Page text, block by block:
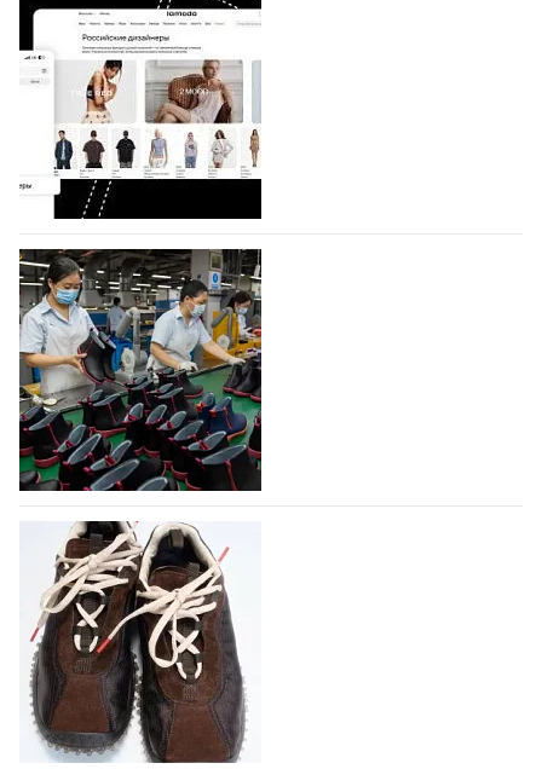
Shoes
Компания BALLINA Guangzhou Lihuang Footwear
Co., Ltd., основанная в 2011 году и расположенная в
Гуанчжоу, столице моды Китая, является
профессиональной обувной компанией,
объединяющей разработку, производство и…
07.08.2026 192
На платформе Lamoda - новый раздел и
условия продвижения локальных
дизайнерских марок
Российский маркетплейс Lamoda решил обновить
раздел для продажи продукции локальных
дизайнерских марок одежды, обуви и аксессуаров.
Бренды также получат маркетинговую…
06.08.2026 426
Объем мирового производства обуви в
2025 году практически не увеличился
В 2025 году мировое производство обуви
практически не изменилось, зафиксировав
незначительный рост на 0,1% до 24,6 млрд пар, -
данные опубликованы в аналитическом вестнике
«Всемирный ежегодник обуви 2026», Португальской